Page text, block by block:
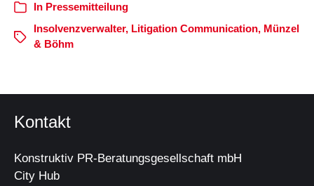
In Pressemitteilung
Insolvenzverwalter, Litigation Communication, Münzel
& Böhm
Kontakt
Konstruktiv PR-Beratungsgesellschaft mbH
City Hub